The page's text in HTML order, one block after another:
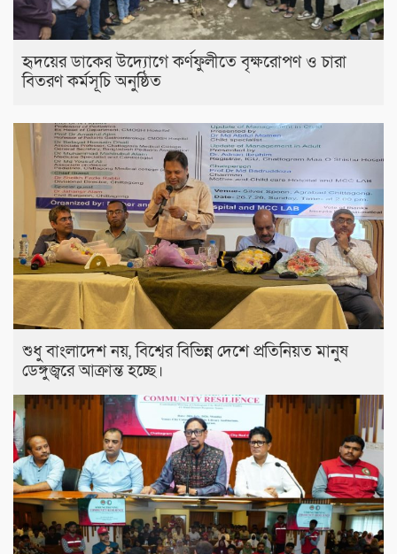
হৃদয়ের ডাকের উদ্যোগে কর্ণফুলীতে বৃক্ষরোপণ ও চারা
বিতরণ কর্মসূচি অনুষ্ঠিত
শুধু বাংলাদেশ নয়, বিশ্বের বিভিন্ন দেশে প্রতিনিয়ত মানুষ
ডেঙ্গুজ্বরে আক্রান্ত হচ্ছে।